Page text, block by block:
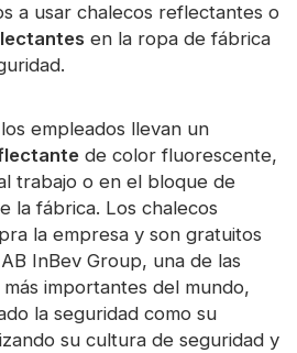
a usar chalecos reflectantes o
en la ropa de fábrica
empleados llevan un
de color fluorescente,
trabajo o en el bloque de
la fábrica. Los chalecos
la empresa y son gratuitos
InBev Group, una de las
importantes del mundo,
la seguridad como su
su cultura de seguridad y